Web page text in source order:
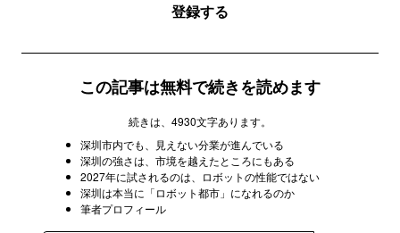
登録する
この記事は無料で続きを読めます
続きは、4930文字あります。
深圳市内でも、見えない分業が進んでいる
深圳の強さは、市境を越えたところにもある
2027年に試されるのは、ロボットの性能ではない
深圳は本当に「ロボット都市」になれるのか
筆者プロフィール